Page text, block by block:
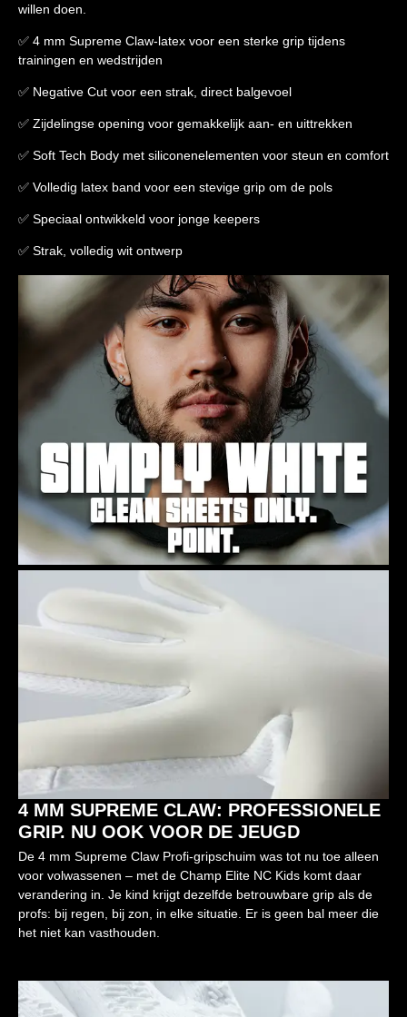
willen doen.
✅ 4 mm Supreme Claw-latex voor een sterke grip tijdens
trainingen en wedstrijden
✅ Negative Cut voor een strak, direct balgevoel
✅ Zijdelingse opening voor gemakkelijk aan- en uittrekken
✅ Soft Tech Body met siliconenelementen voor steun en comfort
✅ Volledig latex band voor een stevige grip om de pols
✅ Speciaal ontwikkeld voor jonge keepers
✅ Strak, volledig wit ontwerp
4 MM SUPREME CLAW: PROFESSIONELE
GRIP. NU OOK VOOR DE JEUGD
De 4 mm Supreme Claw Profi-gripschuim was tot nu toe alleen
voor volwassenen – met de Champ Elite NC Kids komt daar
verandering in. Je kind krijgt dezelfde betrouwbare grip als de
profs: bij regen, bij zon, in elke situatie. Er is geen bal meer die
het niet kan vasthouden.